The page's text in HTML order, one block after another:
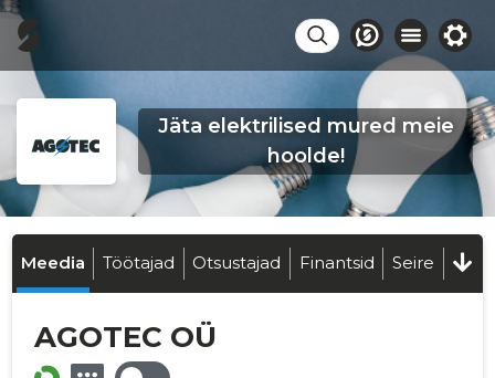
Jäta elektrilised mured meie
hoolde!
Meedia Töötajad Otsustajad Finantsid Seire
AGOTEC OÜ